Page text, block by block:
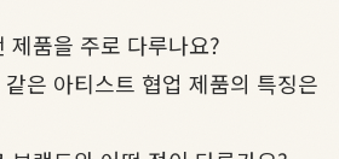
제품을 주로 다루나요?
은 아티스트 협업 제품의 특징은